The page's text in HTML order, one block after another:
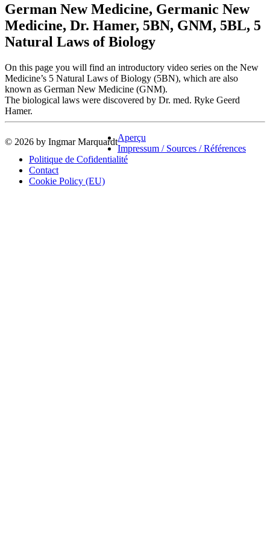
German New Medicine, Germanic New
Medicine, Dr. Hamer, 5BN, GNM, 5BL, 5
Natural Laws of Biology
On this page you will find an introductory video series on the New
Medicine’s 5 Natural Laws of Biology (5BN), which are also
known as German New Medicine (GNM).
The biological laws were discovered by Dr. med. Ryke Geerd
Hamer.
© 2026 by Ingmar MarquardtAperçu
Impressum / Sources / Références
Politique de Cofidentialité
Contact
Cookie Policy (EU)